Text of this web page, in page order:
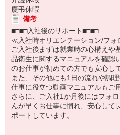
慶弔休暇
備考
■□■□入社後のサポート■□■□
≪入社時オリエンテーション/フ
ご入社後まずは就業時の心構えや
品衛生に関するマニュアルを確認
のお仕事が初めての方でも安心し
また、その他にも1日の流れや調
仕事に役立つ動画マニュアルもご
さらに、ご入社1か月後にはフォ
んが早くお仕事に慣れ、安心して
ポートしています。